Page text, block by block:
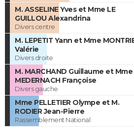
M. ASSELINE Yves et Mme LE
GUILLOU Alexandrina
Divers centre
M. LEPETIT Yann et Mme
Valérie
Divers droite
M. MARCHAND Guillaume et Mme
MEDERNACH Françoise
Divers gauche
Mme PELLETIER Olympe et M.
RODIER Jean-Pierre
Rassemblement National